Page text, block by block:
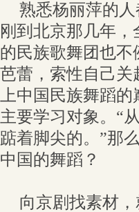
熟悉杨丽萍的
刚到北京那几年
的民族歌舞团也
芭蕾，索性自己关
上中国民族舞蹈
主要学习对象。“
踮着脚尖的。”那
中国的舞蹈？
向京剧找素材